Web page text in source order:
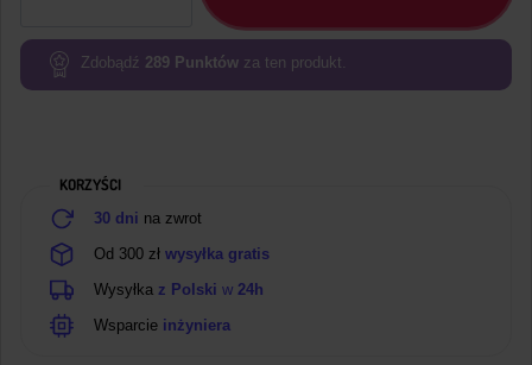
JST-
XH
Zdobądź 289 Punktów za ten produkt.
KORZYŚCI
30 dni na zwrot
Od 300 zł wysyłka gratis
Wysyłka z Polski w 24h
Wsparcie inżyniera